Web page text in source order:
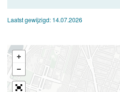
Laatst gewijzigd: 14.07.2026